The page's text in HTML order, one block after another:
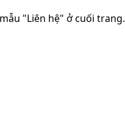
"Liên hệ" ở cuối trang.